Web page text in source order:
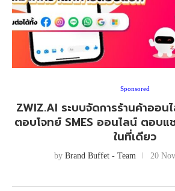
Sponsored
ZWIZ.AI ระบบจัดการร้านค้าออ
ตอบโจทย์ SMES ออนไลน์ ตอบแ
ในที่เดียว
by Brand Buffet - Team 20